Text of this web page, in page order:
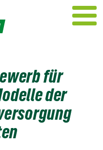
für
der